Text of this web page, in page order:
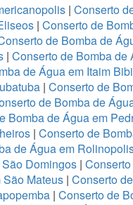
| Conserto
| Conserto de
de Bomba de
| Conserto de Bomba
de Água em Itaim Bibi
| Conserto de
de Bomba de
Bomba de Água em
| Conserto de
de Água em
Domingos|
Mateus | Conserto
| Conserto de